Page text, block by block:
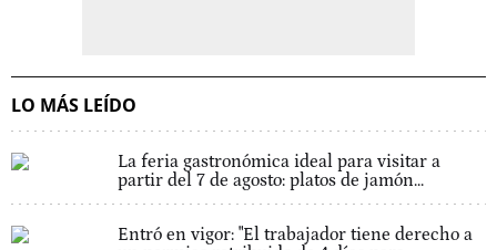
LO MÁS LEÍDO
La feria gastronómica ideal para visitar a
partir del 7 de agosto: platos de jamón...
Entró en vigor: "El trabajador tiene derecho a